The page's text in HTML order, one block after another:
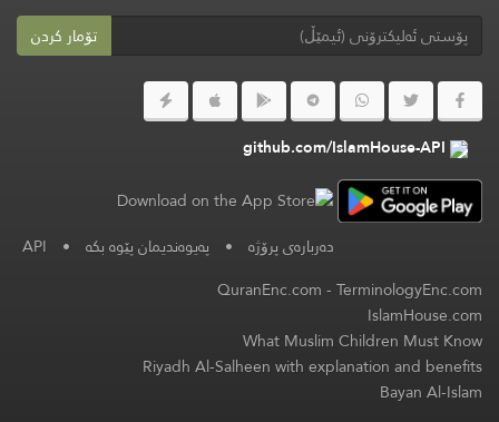
تۆمار کردن
github.com/IslamHouse-API
دەربارەی پرۆژە • پەیوەندیمان پێوە بکە •
API
QuranEnc.com-TerminologyEnc.com
IslamHouse.com
What Muslim Children Must Know
Riyadh Al-Salheen with explanation and benefits
Bayan Al-Islam